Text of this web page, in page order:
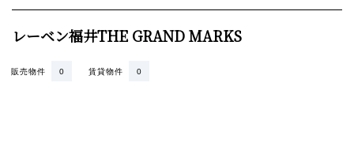
レーベン福井THE GRAND MARKS
賃貸物件 0
販売物件 0